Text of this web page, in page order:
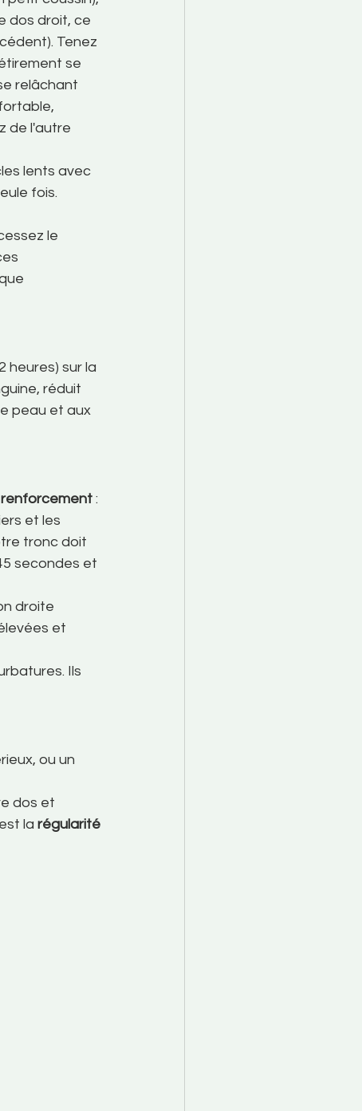
dos droit, ce
Tenez
se
relâchant
de l'autre
lents avec
fois.
le
heures) sur la
réduit
peau et aux
renforcement :
et les
tronc doit
secondes et
droite
et
Ils
ou un
dos et
la régularité